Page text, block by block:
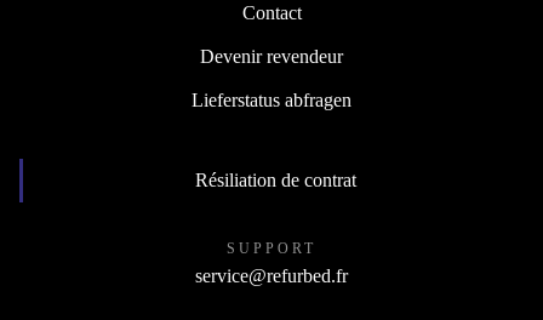
Contact
Devenir revendeur
Lieferstatus abfragen
Résiliation de contrat
SUPPORT
service@refurbed.fr